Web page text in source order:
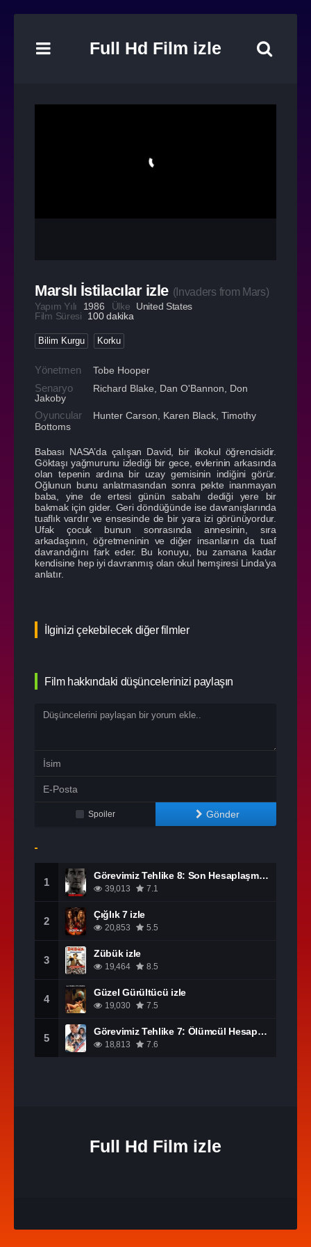
Full Hd Film izle
Marslı İstilacılar izle (Invaders from Mars)
Yapım Yılı 1986 Ülke
United States
Film Süresi
100 dakika
Bilim Kurgu Korku
Yönetmen Tobe Hooper
Senaryo
Richard Blake, Dan O'Bannon, Don
Jakoby
Oyuncular Hunter Carson Karen Black Timothy
Bottoms
Babası NASA’da çalışan David, bir ilkokul öğrencisidir.
Göktaşı yağmurunu izlediği bir gece, evlerinin arkasında
olan tepenin ardına bir uzay gemisinin indiğini görür.
Oğlunun bunu anlatmasından sonra pekte inanmayan
baba, yine de ertesi günün sabahı dediği yere bir
bakmak için gider. Geri döndüğünde ise davranışlarında
tuaflık vardır ve ensesinde de bir yara izi görünüyordur.
Ufak çocuk bunun sonrasında annesinin, sıra
arkadaşının, öğretmeninin ve diğer insanların da tuaf
davrandığını fark eder. Bu konuyu, bu zamana kadar
kendisine hep iyi davranmış olan okul hemşiresi Linda’ya
anlatır.
İlginizi çekebilecek diğer filmler
Film hakkındaki düşüncelerinizi paylaşın
Spoiler Gönder
1
Görevimiz Tehlike 8: Son Hesaplaşma izle
39,013 7.1
2
Çığlık 7 izle
20,853 5.5
3
Zübük izle
19,464 8.5
4
Güzel Gürültücü izle
19,030 7.5
5
Görevimiz Tehlike 7: Ölümcül Hesaplaşma Bölüm 1 izle
18,813 7.6
Full Hd Film izle